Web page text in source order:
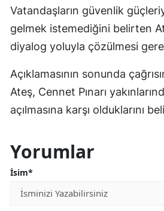
Vatandaşların güvenlik
gelmek istemediğini belirten
diyalog yoluyla çözülmesi
Açıklamasının sonunda
Ateş, Cennet Pınarı
açılmasına karşı olduklarını
Yorumlar
İsim*